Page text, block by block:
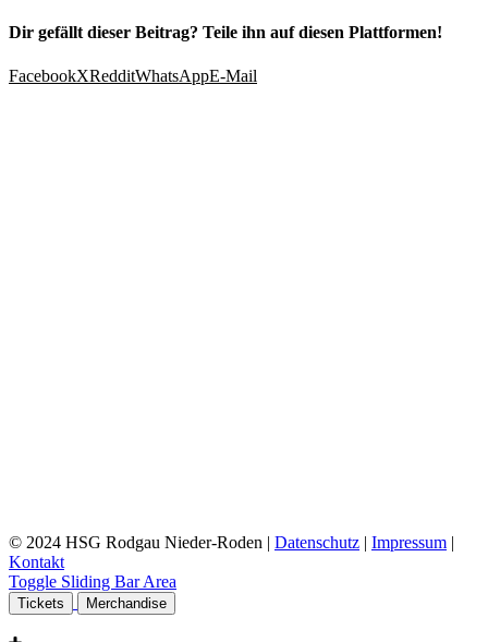
Dir gefällt dieser Beitrag? Teile ihn auf diesen Plattformen!
FacebookXRedditWhatsAppE-Mail
© 2024 HSG Rodgau Nieder-Roden | Datenschutz | Impressum |
Kontakt
Toggle Sliding Bar Area
Tickets Merchandise